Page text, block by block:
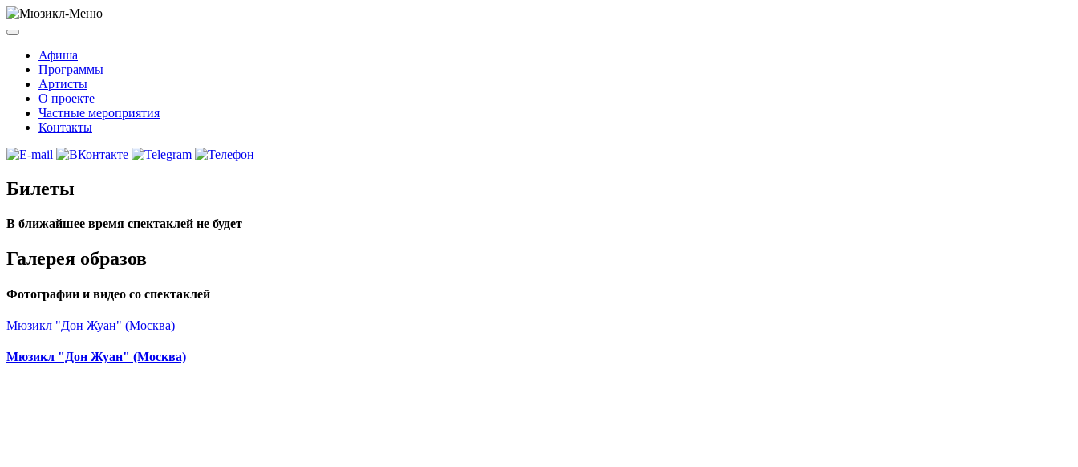
Афиша
Программы
Артисты
О проекте
Частные мероприятия
Контакты
Билеты
В ближайшее время спектаклей не будет
Галерея образов
Фотографии и видео со спектаклей
Мюзикл "Дон Жуан" (Москва)
Мюзикл "Дон Жуан" (Москва)